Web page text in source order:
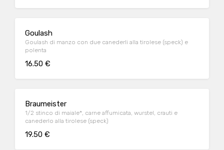
Goulash
Goulash di manzo con due canederli alla tirolese (speck) e
polenta
16.50 €
Braumeister
1/2 stinco di maiale*, carne affumicata, wurstel, crauti e
canederlo alla tirolese (speck)
19.50 €